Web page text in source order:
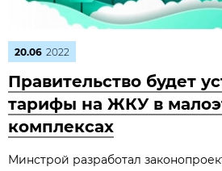
20.06 2022
Правительство будет
тарифы на ЖКУ в
комплексах
Минстрой разработал